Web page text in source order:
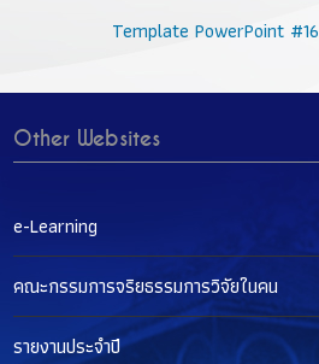
Template PowerPoint #16
Other Websites
e-Learning
คณะกรรมการจริยธรรมการวิจัยในคน
รายงานประจำปี